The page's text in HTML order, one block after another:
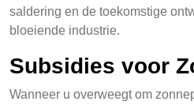
saldering en de toekomstige
bloeiende industrie.
Subsidies voor
Wanneer u overweegt om